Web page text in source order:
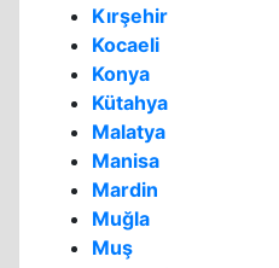
Kırşehir
Kocaeli
Konya
Kütahya
Malatya
Manisa
Mardin
Muğla
Muş